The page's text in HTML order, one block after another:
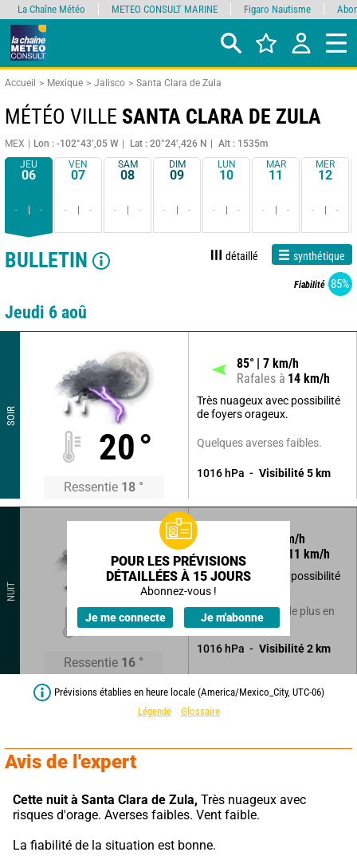
Accueil Mexique Jalisco Santa Clara de Zula
MÉTÉO VILLE SANTA CLARA DE ZULA
MEX Lon : -102°43’,05 W Lat : 20°24’,426 N
Alt : 1535m
JEU
06
- -
VEN
07
- -
SAM
08
- -
DIM
09
- -
LUN
10
- -
MAR
11
- -
MER
12
- -
BULLETIN détaillé synthétique
Fiabilité 85%
Jeudi 6 aoû
SOIR
20°
Ressentie 18 °
85° 7 km/h
Rafales à 14 km/h
Très nuageux avec possibilité
de foyers orageux.
Quelques averses faibles.
1016 hPa Visibilité 5 km
NUIT
17°
Ressentie 16 °
km/h
Rafales à
11 km/h
Très nuageux avec possibilité
de foyers orageux.
Averses faibles et de plus en
plus rares.
1016 hPa Visibilité 2 km
POUR LES PRÉVISIONS
DÉTAILLÉES À 15 JOURS
Abonnez-vous !
Je me connecte Je m'abonne
Prévisions établies en heure locale (America/Mexico_City, UTC-06)
Légende
Glossaire
Avis de l'expert
Cette nuit à Santa Clara de Zula, Très nuageux avec
risques d'orage. Averses faibles. Vent faible.
La fiabilité de la situation est bonne.
La Chaîne Météo METEO CONSULT MARINE Figaro Nautisme